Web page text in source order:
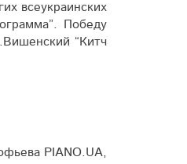
всеукраинских
Победу
“Китч
PIANO.UA,